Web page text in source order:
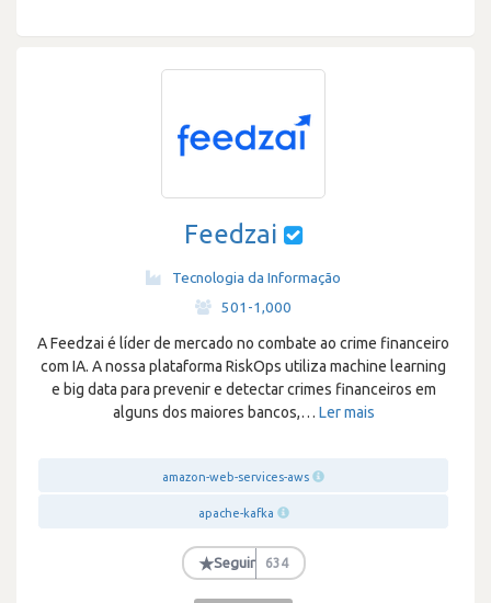
Feedzai
Tecnologia da Informação
501-1,000
A Feedzai é líder de mercado no combate ao crime financeiro
com IA. A nossa plataforma RiskOps utiliza machine learning
e big data para prevenir e detectar crimes financeiros em
alguns dos maiores bancos,… Ler mais
amazon-web-services-aws
apache-kafka
★Seguir 634